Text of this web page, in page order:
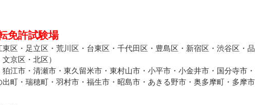
免許試験場
区・足立区・荒川区・台東区・千代田区・豊島区・新宿区・渋谷区・
京区・北区）
江市・清瀬市・東久留米市・東村山市・小平市・小金井市・国分寺市
町・瑞穂町・羽村市・福生市・昭島市・あきる野市・奥多摩町・多摩